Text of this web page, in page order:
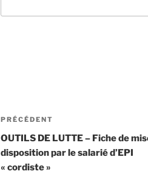
Navigation
de
l’article
Article
précédent
PRÉCÉDENT
OUTILS DE LUTTE – Fiche de
disposition par le salarié d’EPI
« cordiste »